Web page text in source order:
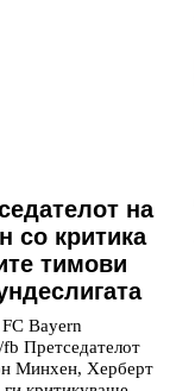
на
со критика
тимови
Bayern
Претседателот
Минхен, Херберт